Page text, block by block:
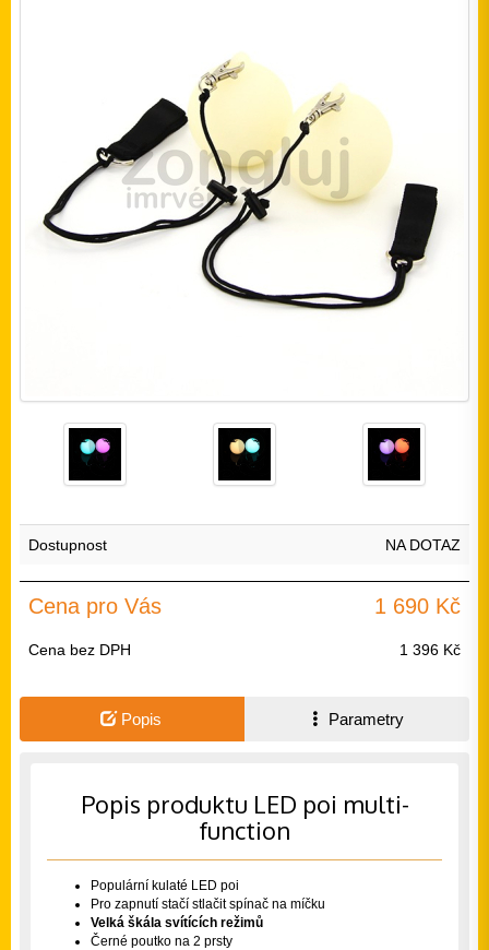
Dostupnost NA DOTAZ
Cena pro Vás 1 690 Kč
Cena bez DPH 1 396 Kč
Popis Parametry
Popis produktu LED poi multi-
function
Populární kulaté LED poi
Pro zapnutí stačí stlačit spínač na míčku
Velká škála svítících režimů
Černé poutko na 2 prsty